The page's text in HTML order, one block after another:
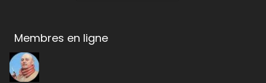
Membres en ligne